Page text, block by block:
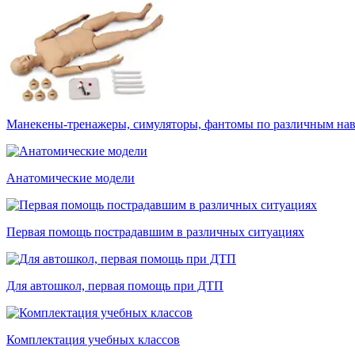
Манекены-тренажеры, симуляторы, фантомы по различным
Анатомические модели
Первая помощь пострадавшим в различных ситуациях
Для автошкол, первая помощь при ДТП
Комплектация учебных классов